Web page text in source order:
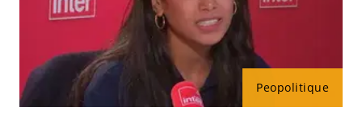
Peopolitique